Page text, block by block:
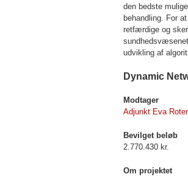
den bedste
behandling. For
retfærdige og
udvikling af
Dynamic
Modtager
Adjunkt Eva
Bevilget beløb
2.770.430 kr.
Om projektet